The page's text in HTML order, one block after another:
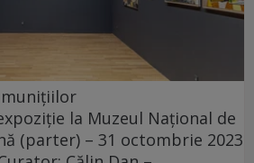
la Muzeul Național de
(parter) – 31 octombrie 2023